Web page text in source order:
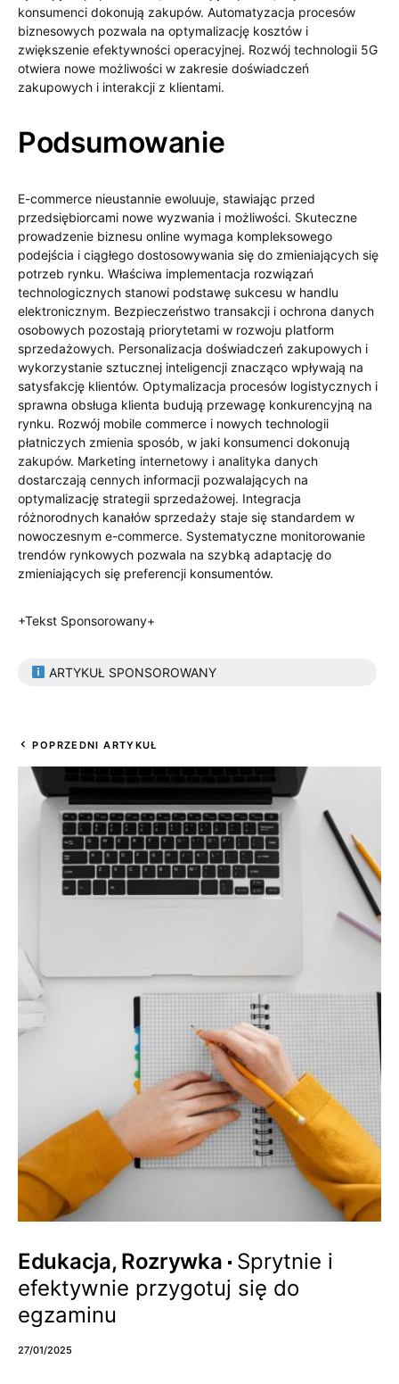
konsumenci dokonują zakupów. Automatyzacja procesów
biznesowych pozwala na optymalizację kosztów i
zwiększenie efektywności operacyjnej. Rozwój technologii 5G
otwiera nowe możliwości w zakresie doświadczeń
zakupowych i interakcji z klientami.
Podsumowanie
E-commerce nieustannie ewoluuje, stawiając przed
przedsiębiorcami nowe wyzwania i możliwości. Skuteczne
prowadzenie biznesu online wymaga kompleksowego
podejścia i ciągłego dostosowywania się do zmieniających się
potrzeb rynku. Właściwa implementacja rozwiązań
technologicznych stanowi podstawę sukcesu w handlu
elektronicznym. Bezpieczeństwo transakcji i ochrona danych
osobowych pozostają priorytetami w rozwoju platform
sprzedażowych. Personalizacja doświadczeń zakupowych i
wykorzystanie sztucznej inteligencji znacząco wpływają na
satysfakcję klientów. Optymalizacja procesów logistycznych i
sprawna obsługa klienta budują przewagę konkurencyjną na
rynku. Rozwój mobile commerce i nowych technologii
płatniczych zmienia sposób, w jaki konsumenci dokonują
zakupów. Marketing internetowy i analityka danych
dostarczają cennych informacji pozwalających na
optymalizację strategii sprzedażowej. Integracja
różnorodnych kanałów sprzedaży staje się standardem w
nowoczesnym e-commerce. Systematyczne monitorowanie
trendów rynkowych pozwala na szybką adaptację do
zmieniających się preferencji konsumentów.
+Tekst Sponsorowany+
ARTYKUŁ SPONSOROWANY
POPRZEDNI ARTYKUŁ
Edukacja, Rozrywka
Sprytnie i
efektywnie przygotuj się do
egzaminu
27/01/2025